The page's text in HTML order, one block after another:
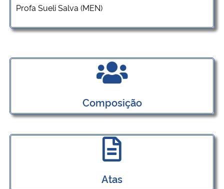
Profa Sueli Salva (MEN)
Composição
Atas